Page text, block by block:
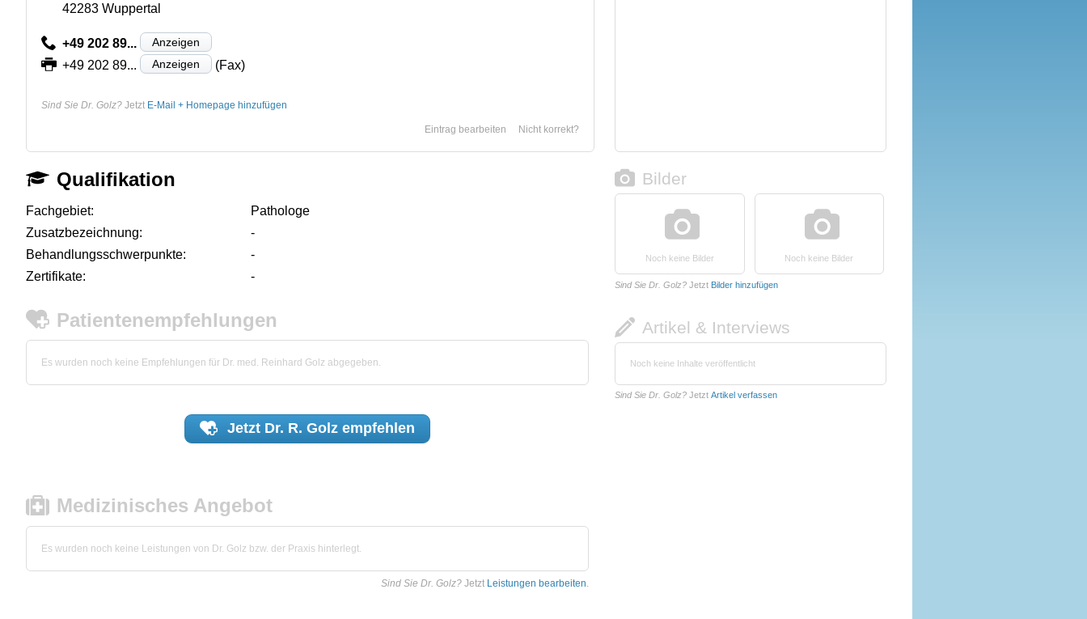
42283 Wuppertal
+49 202 89... Anzeigen
+49 202 89... Anzeigen (Fax)
Sind Sie Dr. Golz? Jetzt E-Mail + Homepage hinzufügen
Nicht korrekt?
Eintrag bearbeiten
Qualifikation
Fachgebiet:
Pathologe
Zusatzbezeichnung:
-
Behandlungsschwerpunkte:
-
Zertifikate:
-
Patientenempfehlungen
Es wurden noch keine Empfehlungen für Dr. med. Reinhard Golz abgegeben.
Jetzt Dr. R. Golzempfehlen
Medizinisches Angebot
Es wurden noch keine Leistungen von Dr. Golz bzw. der Praxis hinterlegt.
Sind Sie Dr. Golz? Jetzt Leistungen bearbeiten.
Bilder
Noch keine Bilder Noch keine Bilder
Sind Sie Dr. Golz? Jetzt Bilder hinzufügen
Artikel & Interviews
Noch keine Inhalte veröffentlicht
Sind Sie Dr. Golz? Jetzt Artikel verfassen